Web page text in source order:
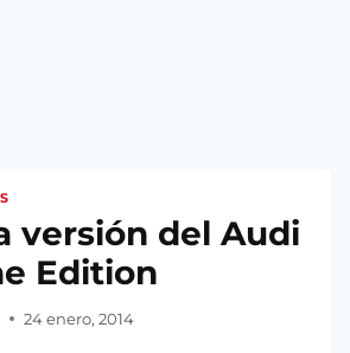
versión del Audi
Edition
24 enero, 2014